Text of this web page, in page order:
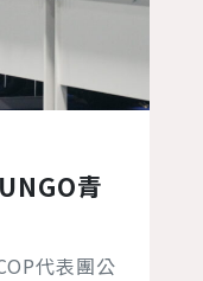
青
代表團公